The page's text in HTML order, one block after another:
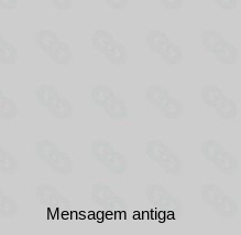
Mensagem antiga